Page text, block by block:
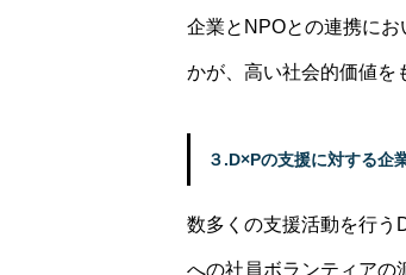
企業とNPOとの連携に
かが、高い社会的価値を
３.D×Pの支援に対する企
数多くの支援活動を行う
への社員ボランティアの